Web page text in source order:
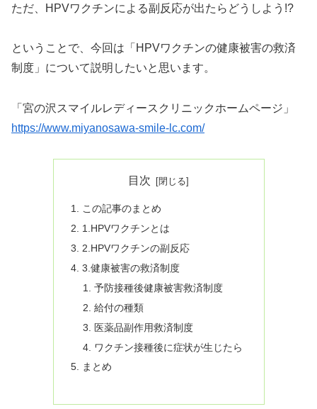
ただ、HPVワクチンによる副反応が出たらどうしよう!?
ということで、今回は「HPVワクチンの健康被害の救済
制度」について説明したいと思います。
「宮の沢スマイルレディースクリニックホームページ」
https://www.miyanosawa-smile-lc.com/
目次
この記事のまとめ
1.HPVワクチンとは
2.HPVワクチンの副反応
3.健康被害の救済制度
予防接種後健康被害救済制度
給付の種類
医薬品副作用救済制度
ワクチン接種後に症状が生じたら
まとめ